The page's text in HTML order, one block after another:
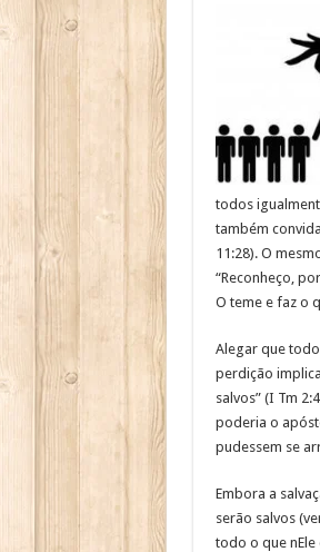
todos
também
11:28). O
“Reconheço,
O teme e faz o
Alegar que
perdição
salvos” (I Tm
poderia o
pudessem se
Embora a
serão salvos
todo o que nEle